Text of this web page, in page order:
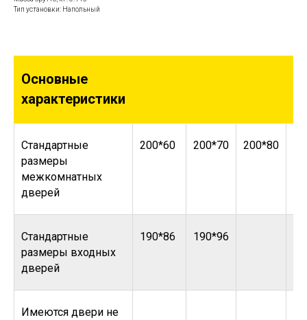
Тип установки: Напольный
Основные
характеристики
Стандартные
размеры
межкомнатных
дверей
200*60 200*70 200*80
Стандартные
размеры входных
дверей
190*86 190*96
Имеются двери не